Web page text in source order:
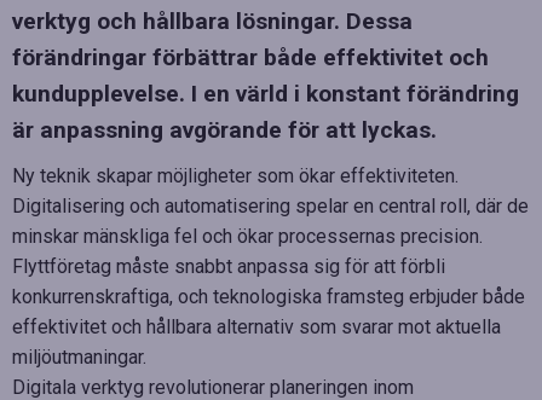
verktyg och hållbara lösningar. Dessa
förändringar förbättrar både effektivitet och
kundupplevelse. I en värld i konstant förändring
är anpassning avgörande för att lyckas.
Ny teknik skapar möjligheter som ökar effektiviteten.
Digitalisering och automatisering spelar en central roll, där de
minskar mänskliga fel och ökar processernas precision.
Flyttföretag måste snabbt anpassa sig för att förbli
konkurrenskraftiga, och teknologiska framsteg erbjuder både
effektivitet och hållbara alternativ som svarar mot aktuella
miljöutmaningar.
Digitala verktyg revolutionerar planeringen inom